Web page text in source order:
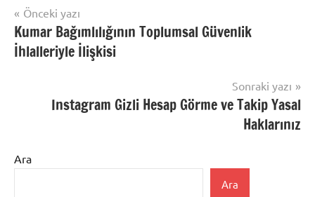
Yazı
gezinmesi
Önceki yazı
Kumar Bağımlılığının Toplumsal Güvenlik
İhlalleriyle İlişkisi
Sonraki yazı
Instagram Gizli Hesap Görme ve Takip Yasal
Haklarınız
Ara
Ara